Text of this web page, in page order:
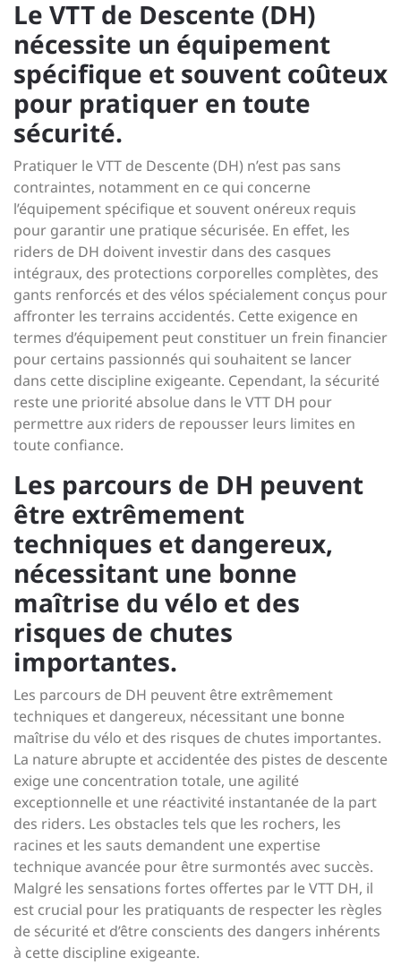
Le VTT de Descente (DH)
nécessite un équipement
spécifique et souvent coûteux
pour pratiquer en toute
sécurité.
Pratiquer le VTT de Descente (DH) n’est pas sans
contraintes, notamment en ce qui concerne
l’équipement spécifique et souvent onéreux requis
pour garantir une pratique sécurisée. En effet, les
riders de DH doivent investir dans des casques
intégraux, des protections corporelles complètes, des
gants renforcés et des vélos spécialement conçus pour
affronter les terrains accidentés. Cette exigence en
termes d’équipement peut constituer un frein financier
pour certains passionnés qui souhaitent se lancer
dans cette discipline exigeante. Cependant, la sécurité
reste une priorité absolue dans le VTT DH pour
permettre aux riders de repousser leurs limites en
toute confiance.
Les parcours de DH peuvent
être extrêmement
techniques et dangereux,
nécessitant une bonne
maîtrise du vélo et des
risques de chutes
importantes.
Les parcours de DH peuvent être extrêmement
techniques et dangereux, nécessitant une bonne
maîtrise du vélo et des risques de chutes importantes.
La nature abrupte et accidentée des pistes de descente
exige une concentration totale, une agilité
exceptionnelle et une réactivité instantanée de la part
des riders. Les obstacles tels que les rochers, les
racines et les sauts demandent une expertise
technique avancée pour être surmontés avec succès.
Malgré les sensations fortes offertes par le VTT DH, il
est crucial pour les pratiquants de respecter les règles
de sécurité et d’être conscients des dangers inhérents
à cette discipline exigeante.